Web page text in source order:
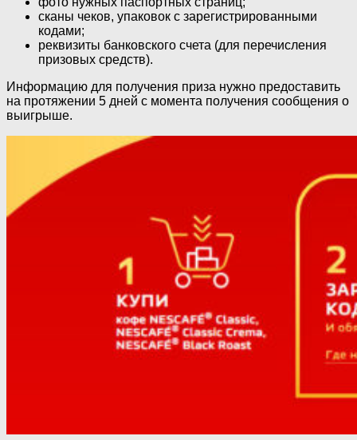
сканы чеков, упаковок с зарегистрированными
кодами;
реквизиты банковского счета (для перечисления
призовых средств).
Информацию для получения приза нужно предоставить
на протяжении 5 дней с момента получения сообщения о
выигрыше.